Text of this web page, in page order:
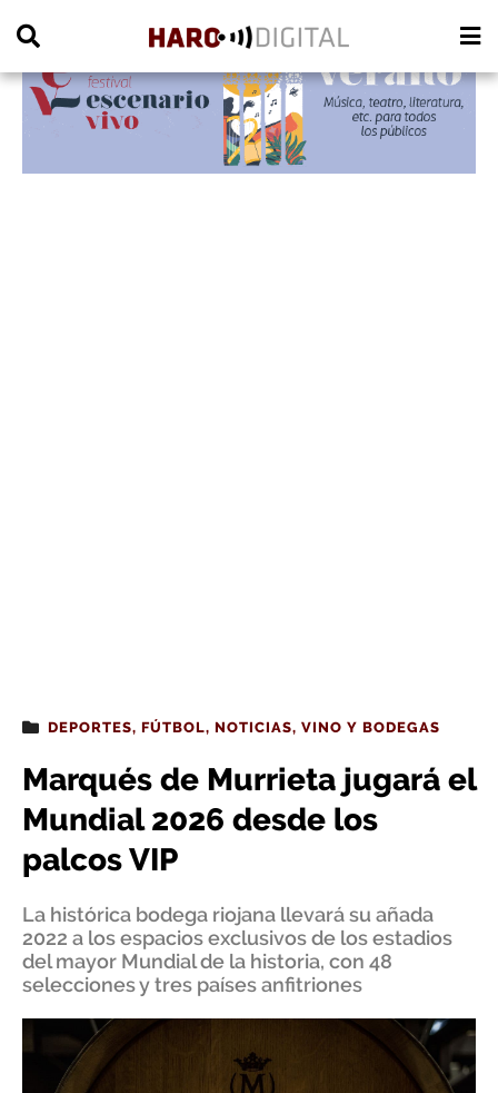
DEPORTES, FÚTBOL, NOTICIAS, VINO Y BODEGAS
Marqués de Murrieta jugará el
Mundial 2026 desde los
palcos VIP
La histórica bodega riojana llevará su añada
2022 a los espacios exclusivos de los estadios
del mayor Mundial de la historia, con 48
selecciones y tres países anfitriones